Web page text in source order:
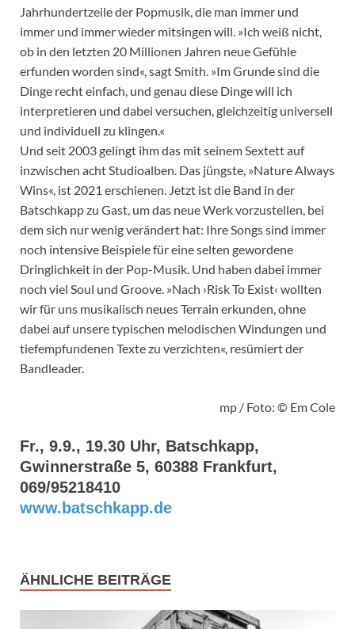
Jahrhundertzeile der Popmusik, die man immer und
immer und immer wieder mitsingen will. »Ich weiß nicht,
ob in den letzten 20 Millionen Jahren neue Gefühle
erfunden worden sind«, sagt Smith. »Im Grunde sind die
Dinge recht einfach, und genau diese Dinge will ich
interpretieren und dabei versuchen, gleichzeitig universell
und individuell zu klingen.«
Und seit 2003 gelingt ihm das mit seinem Sextett auf
inzwischen acht Studioalben. Das jüngste, »Nature Always
Wins«, ist 2021 erschienen. Jetzt ist die Band in der
Batschkapp zu Gast, um das neue Werk vorzustellen, bei
dem sich nur wenig verändert hat: Ihre Songs sind immer
noch intensive Beispiele für eine selten gewordene
Dringlichkeit in der Pop-Musik. Und haben dabei immer
noch viel Soul und Groove. »Nach ›Risk To Exist‹ wollten
wir für uns musikalisch neues Terrain erkunden, ohne
dabei auf unsere typischen melodischen Windungen und
tiefempfundenen Texte zu verzichten«, resümiert der
Bandleader.
mp / Foto: © Em Cole
Fr., 9.9., 19.30 Uhr, Batschkapp,
Gwinnerstraße 5, 60388 Frankfurt,
069/95218410
www.batschkapp.de
ÄHNLICHE BEITRÄGE